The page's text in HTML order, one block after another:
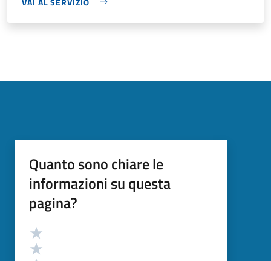
Quanto sono chiare le
informazioni su questa
pagina?
Valutazione